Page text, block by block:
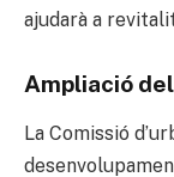
ajudarà a
Ampliació
La Comissió